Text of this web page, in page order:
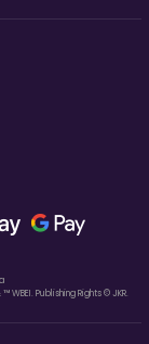
WBEI. Publishing Rights © JKR.